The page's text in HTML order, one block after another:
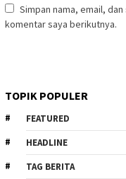
Simpan nama, email,
komentar saya berikutnya.
TOPIK POPULER
FEATURED
HEADLINE
TAG BERITA